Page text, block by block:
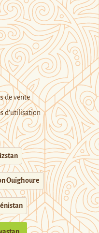
de vente
d’utilisation
Ouïghoure